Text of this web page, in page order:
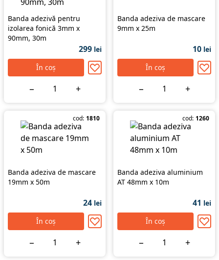
Banda adezivă pentru
izolarea fonică 3mm x
90mm, 30m
299 lei
În coș
− +
Banda adeziva de mascare
9mm x 25m
10 lei
În coș
− +
cod: 1810
Banda adeziva de mascare
19mm x 50m
24 lei
În coș
− +
cod: 1260
Banda adeziva aluminium
AT 48mm x 10m
41 lei
În coș
− +